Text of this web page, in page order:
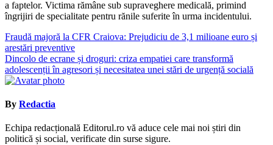
a faptelor. Victima rămâne sub supraveghere medicală, primind
îngrijiri de specialitate pentru rănile suferite în urma incidentului.
Navigare
în
articole
Fraudă majoră la CFR Craiova: Prejudiciu de 3,1 milioane euro și
arestări preventive
Dincolo de ecrane și droguri: criza empatiei care transformă
adolescenții în agresori și necesitatea unei stări de urgență socială
By Redactia
Echipa redacțională Editorul.ro vă aduce cele mai noi știri din
politică și social, verificate din surse sigure.